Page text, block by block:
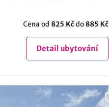
Cena od 825 Kčdo 885 Kč
Detail ubytování